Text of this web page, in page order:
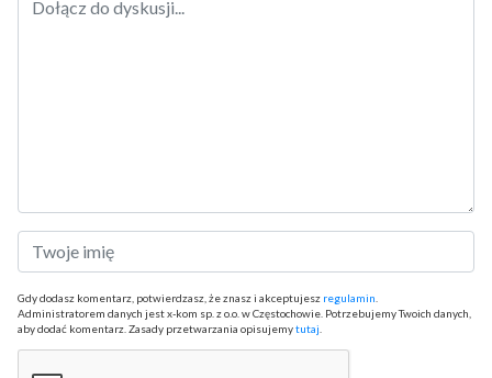
Gdy dodasz komentarz, potwierdzasz, że znasz i akceptujesz regulamin
Administratorem danych jest x-kom sp. z o.o. w Częstochowie. Potrzebujemy Twoich danych,
aby dodać komentarz. Zasady przetwarzania opisujemytutaj